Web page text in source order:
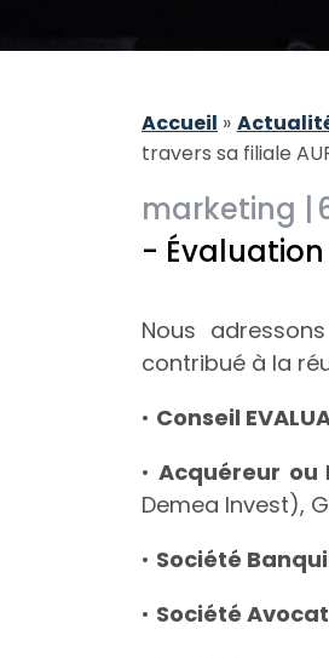
Accueil »
travers sa filiale
marketing |
-
Nous
contribué à la
• Conseil
•Acquéreur ou
Demea Invest),
• Société
• Société